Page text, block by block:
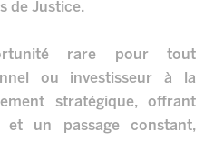
de Justice.
rare pour tout
ou investisseur à la
stratégique, offrant
et un passage constant,